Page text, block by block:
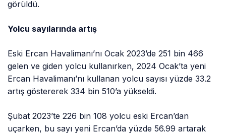
görüldü.
Yolcu sayılarında artış
Eski Ercan Havalimanı’nı Ocak 2023’de 251 bin 466
gelen ve giden yolcu kullanırken, 2024 Ocak’ta yeni
Ercan Havalimanı’nı kullanan yolcu sayısı yüzde 33.2
artış göstererek 334 bin 510’a yükseldi.
Şubat 2023’te 226 bin 108 yolcu eski Ercan’dan
uçarken, bu sayı yeni Ercan’da yüzde 56.99 artarak